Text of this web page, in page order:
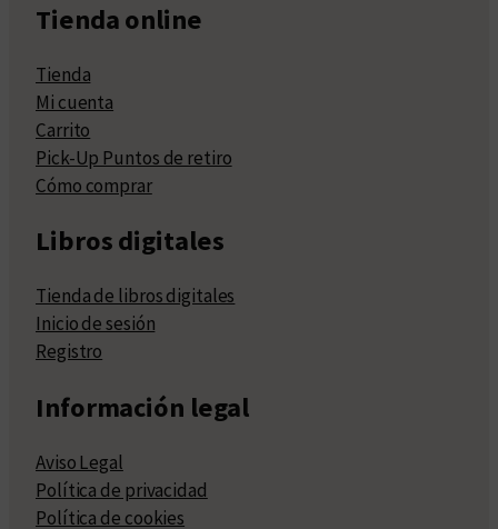
Tienda online
Tienda
Mi cuenta
Carrito
Pick-Up Puntos de retiro
Cómo comprar
Libros digitales
Tienda de libros digitales
Inicio de sesión
Registro
Información legal
Aviso Legal
Política de privacidad
Política de cookies